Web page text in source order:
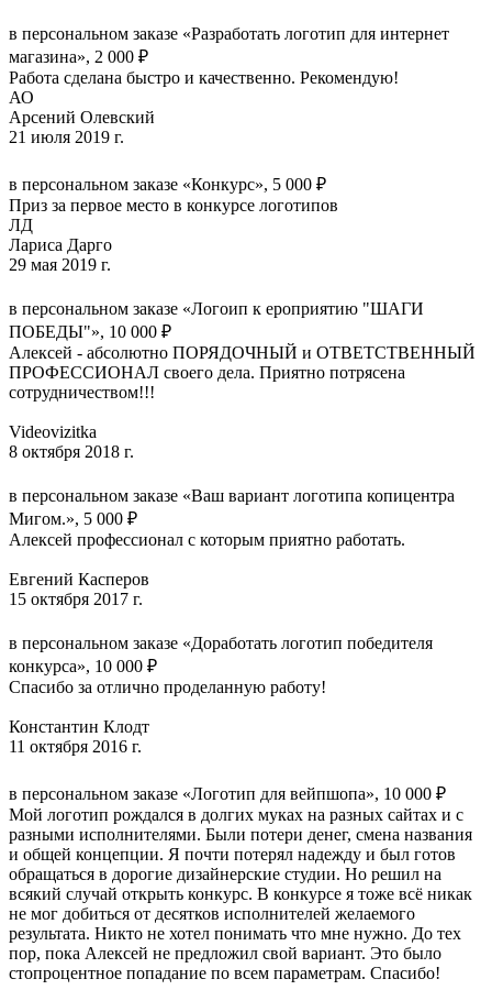
в персональном заказе «Разработать логотип для интернет
магазина», 2 000 ₽
Работа сделана быстро и качественно. Рекомендую!
АО
Арсений Олевский
21 июля 2019 г.
в персональном заказе «Конкурс», 5 000 ₽
Приз за первое место в конкурсе логотипов
ЛД
Лариса Дарго
29 мая 2019 г.
в персональном заказе «Логоип к ероприятию "ШАГИ
ПОБЕДЫ"», 10 000 ₽
Алексей - абсолютно ПОРЯДОЧНЫЙ и ОТВЕТСТВЕННЫЙ
ПРОФЕССИОНАЛ своего дела. Приятно потрясена
сотрудничеством!!!
Videovizitka
8 октября 2018 г.
в персональном заказе «Ваш вариант логотипа копицентра
Мигом.», 5 000 ₽
Алексей профессионал с которым приятно работать.
Евгений Касперов
15 октября 2017 г.
в персональном заказе «Доработать логотип победителя
конкурса», 10 000 ₽
Спасибо за отлично проделанную работу!
Константин Клодт
11 октября 2016 г.
в персональном заказе «Логотип для вейпшопа», 10 000 ₽
Мой логотип рождался в долгих муках на разных сайтах и с
разными исполнителями. Были потери денег, смена названия
и общей концепции. Я почти потерял надежду и был готов
обращаться в дорогие дизайнерские студии. Но решил на
всякий случай открыть конкурс. В конкурсе я тоже всё никак
не мог добиться от десятков исполнителей желаемого
результата. Никто не хотел понимать что мне нужно. До тех
пор, пока Алексей не предложил свой вариант. Это было
стопроцентное попадание по всем параметрам. Спасибо!